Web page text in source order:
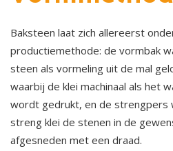
Baksteen laat zich allereerst
productiemethode: de vormbak
steen als vormeling uit de mal
waarbij de klei machinaal als het
wordt gedrukt, en de strengpers
streng klei de stenen in de
afgesneden met een draad.